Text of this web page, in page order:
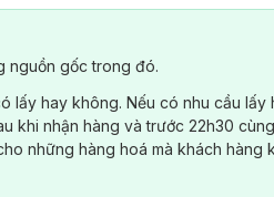
nguồn gốc trong đó.
lấy hay không. Nếu có nhu cầu lấy
khi nhận hàng và trước 22h30
những hàng hoá mà khách hàng